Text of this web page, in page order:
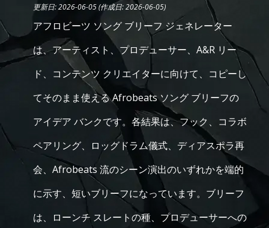
更新日: 2026-06-05 (作成日: 2026-06-05)
アフロビーツ ソング ブリーフ ジェネレーター
は、アーティスト、プロデューサー、A&R リー
ド、コンテンツ クリエイターに向けて、コピーし
てそのまま使える Afrobeats ソング ブリーフの
アイデア バンクです。各結果は、フック、コラボ
ペアリング、ロッグドラム儀式、ディアスポラ再
会、Afrobeats 流のシーン演出のいずれかを端的
に示す、短いブリーフになっています。ブリーフ
は、ローンチ スレートの種、プロデューサーへの